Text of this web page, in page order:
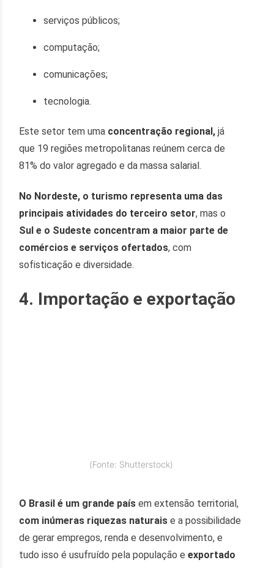
serviços públicos;
computação;
comunicações;
tecnologia.
Este setor tem uma concentração regional,já
que 19 regiões metropolitanas reúnem cerca de
81% do valor agregado e da massa salarial.
No Nordeste, o turismo representa uma das
principais atividades do terceiro setor, mas o
Sul e o Sudeste concentram a maior parte de
comércios e serviços ofertados, com
sofisticação e diversidade.
4. Importação e exportação
(Fonte: Shutterstock)
O Brasil é um grande país em extensão territorial,
com inúmeras riquezas naturais e a possibilidade
de gerar empregos, renda e desenvolvimento, e
tudo isso é usufruído pela população eexportado